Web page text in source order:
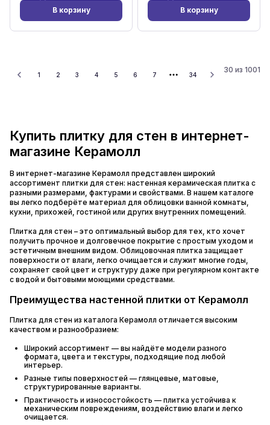
В корзину В корзину
1 2 3 4 5 6 7 34
30 из 1001
Купить плитку для стен в интернет-
магазине Керамолл
В интернет-магазине Керамолл представлен широкий
ассортимент плитки для стен: настенная керамическая плитка с
разными размерами, фактурами и свойствами. В нашем каталоге
вы легко подберёте материал для облицовки ванной комнаты,
кухни, прихожей, гостиной или других внутренних помещений.
Плитка для стен – это оптимальный выбор для тех, кто хочет
получить прочное и долговечное покрытие с простым уходом и
эстетичным внешним видом. Облицовочная плитка защищает
поверхности от влаги, легко очищается и служит многие годы,
сохраняет свой цвет и структуру даже при регулярном контакте
с водой и бытовыми моющими средствами.
Преимущества настенной плитки от Керамолл
Плитка для стен из каталога Керамолл отличается высоким
качеством и разнообразием:
Широкий ассортимент — вы найдёте модели разного
формата, цвета и текстуры, подходящие под любой
интерьер.
Разные типы поверхностей — глянцевые, матовые,
структурированные варианты.
Практичность и износостойкость — плитка устойчива к
механическим повреждениям, воздействию влаги и легко
очищается.